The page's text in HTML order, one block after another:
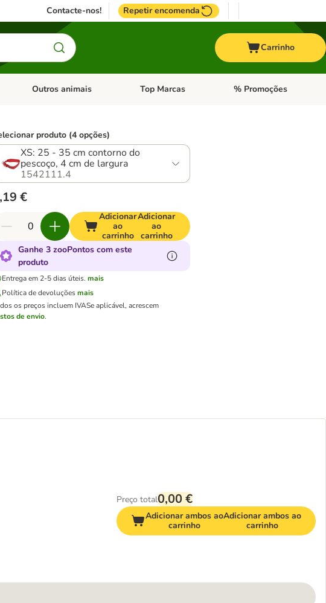
Contacte-nos! Repetir encomenda
Carrinho
Roedores
Abrir menu de categoria: Pássaros
Outros animais Abrir menu de categoria: Outros animais
Top Marcas Abrir menu de categoria:
% Promoções
produto (4 opções)
XS: 25 - 35 cm contorno do
pescoço, 4 cm de largura
1542111.4
€
Adicionar
ao
carrinho
Adicionar
ao
carrinho
Ganhe 3 zooPontos com este
produto
Entrega em 2-5 dias úteis. mais
Política de devoluçõesmais
os preços incluem IVASe aplicável, acrescem
de envio.
Preço total0,00 €
Adicionar ambos ao
carrinho
Adicionar ambos ao
carrinho